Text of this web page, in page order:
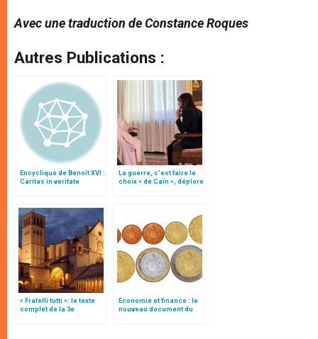
Avec une traduction de Constance Roques
Autres Publications :
Encyclique de Benoît XVI :
Caritas in veritate
La guerre, c’est faire le
choix « de Caïn », déplore
« Fratelli tutti »: le texte
complet de la 3e
Economie et finance : le
nouveau document du